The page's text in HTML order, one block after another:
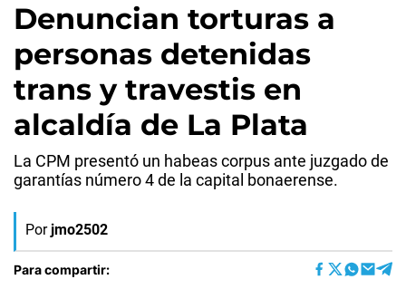
Denuncian torturas a
personas detenidas
trans y travestis en
alcaldía de La Plata
La CPM presentó un habeas corpus ante juzgado de
garantías número 4 de la capital bonaerense.
Por jmo2502
Para compartir: